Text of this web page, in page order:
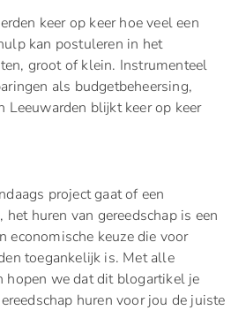
keer op keer hoe veel een
kan postuleren in het
groot of klein. Instrumenteel
als budgetbeheersing,
Leeuwarden blijkt keer op keer
project gaat of een
huren van gereedschap is een
economische keuze die voor
toegankelijk is. Met alle
hopen we dat dit blogartikel je
huren voor jou de juiste